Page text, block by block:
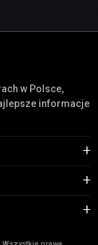
w Polsce,
informacje